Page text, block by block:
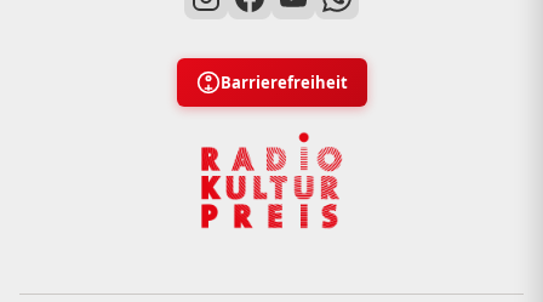
Barrierefreiheit